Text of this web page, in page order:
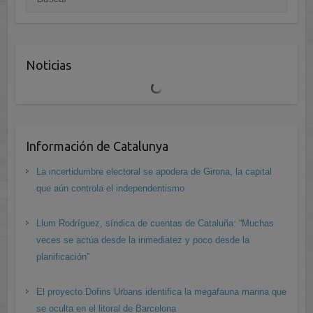
Noticias
Información de Catalunya
La incertidumbre electoral se apodera de Girona, la capital
que aún controla el independentismo
Llum Rodríguez, síndica de cuentas de Cataluña: “Muchas
veces se actúa desde la inmediatez y poco desde la
planificación”
El proyecto Dofins Urbans identifica la megafauna marina que
se oculta en el litoral de Barcelona